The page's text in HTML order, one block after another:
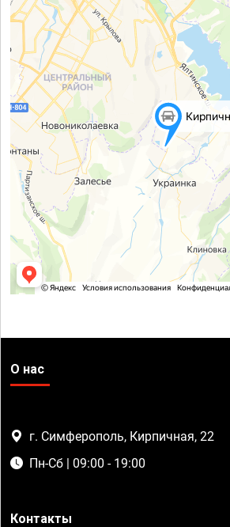
О нас
г. Симферополь, Кирпичная, 22
Пн-Сб | 09:00 - 19:00
Контакты